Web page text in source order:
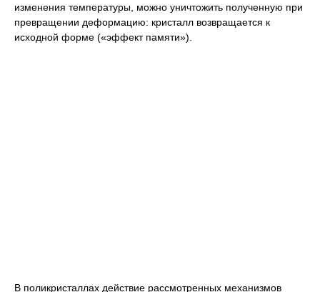
изменения температуры, можно уничтожить полученную при
превращении деформацию: кристалл возвращается к
исходной форме («эффект памяти»).
В поликристаллах действие рассмотренных механизмов